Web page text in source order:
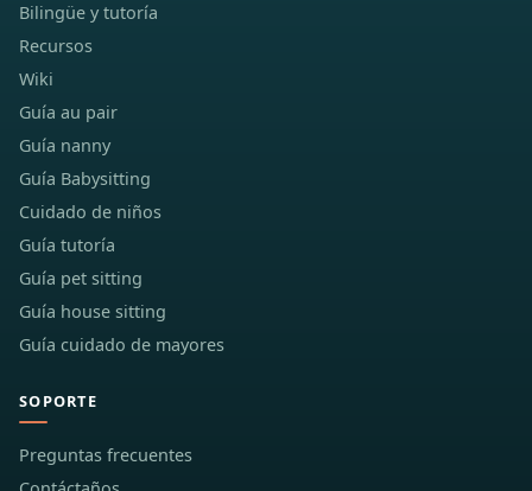
Bilingüe y tutoría
Recursos
Wiki
Guía au pair
Guía nanny
Guía Babysitting
Cuidado de niños
Guía tutoría
Guía pet sitting
Guía house sitting
Guía cuidado de mayores
SOPORTE
Preguntas frecuentes